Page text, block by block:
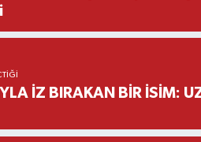
İZ BIRAKAN BİR İSİM: